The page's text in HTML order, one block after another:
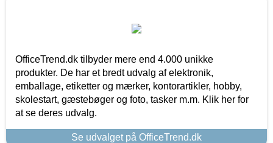
OfficeTrend.dk tilbyder mere end 4.000 unikke
produkter. De har et bredt udvalg af elektronik,
emballage, etiketter og mærker, kontorartikler, hobby,
skolestart, gæstebøger og foto, tasker m.m. Klik her for
at se deres udvalg.
Se udvalget på OfficeTrend.dk